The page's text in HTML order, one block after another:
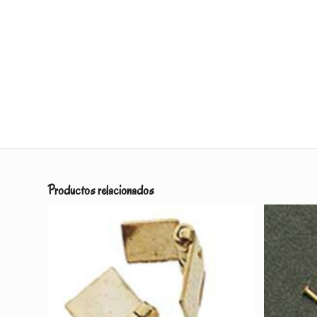
Productos relacionados